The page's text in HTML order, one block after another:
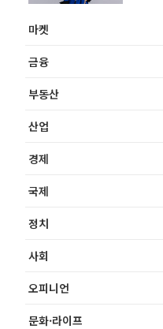
마켓
금융
부동산
산업
경제
국제
정치
사회
오피니언
문화·라이프